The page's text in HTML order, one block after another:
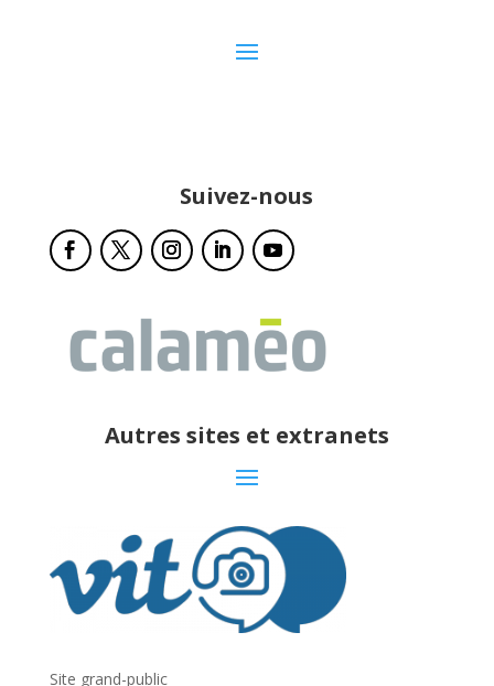
Suivez-nous
Autres sites et extranets
Site grand-public